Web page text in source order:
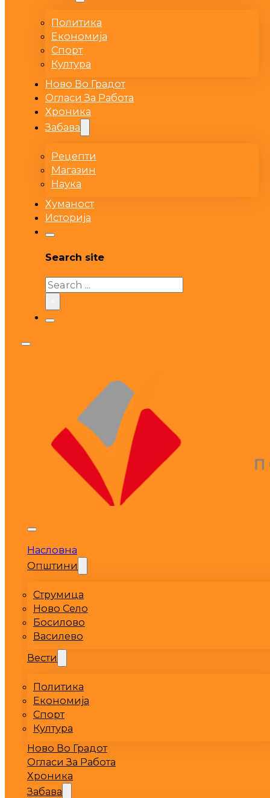
Политика
Економија
Спорт
Култура
Ново Во Градот
Огласи За Работа
Хроника
Забава
Рецепти
Магазин
Наука
Хуманост
Историја
Search site
Search
Насловна
Општини
Струмица
Ново Село
Босилово
Василево
Вести
Политика
Економија
Спорт
Култура
Ново Во Градот
Огласи За Работа
Хроника
Забава